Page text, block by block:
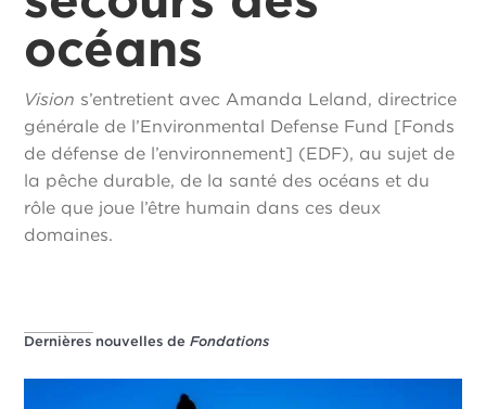
océans
Vision s’entretient avec Amanda Leland, directrice
générale de l’Environmental Defense Fund [Fonds
de défense de l’environnement] (EDF), au sujet de
la pêche durable, de la santé des océans et du
rôle que joue l’être humain dans ces deux
domaines.
Dernières nouvelles deFondations